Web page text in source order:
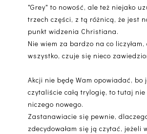
"Grey" to nowość, ale też niejako
trzech części, z tą różnicą, że jest
punkt widzenia Christiana.
Nie wiem za bardzo na co liczyłam,
wszystko, czuje się nieco
Akcji nie będę Wam opowiadać, bo
czytaliście całą trylogię, to tutaj
niczego nowego.
Zastanawiacie się pewnie,
zdecydowałam się ją czytać, jeżeli